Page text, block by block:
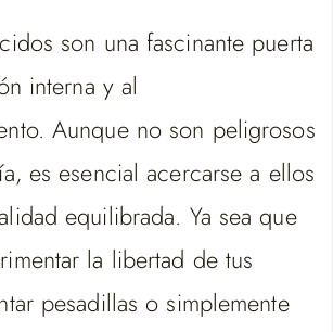
son una fascinante puerta
interna y al
Aunque no son peligrosos
es esencial acercarse a ellos
equilibrada. Ya sea que
la libertad de tus
pesadillas o simplemente